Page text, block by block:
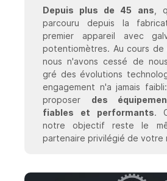
Depuis plus de 45 ans ,
parcouru depuis la
premier appareil avec
potentiomètres. Au cours de
nous n'avons cessé de
gré des évolutions
engagement n'a jamais
proposer des
fiables et performants.
notre objectif reste le
partenaire privilégié de votre